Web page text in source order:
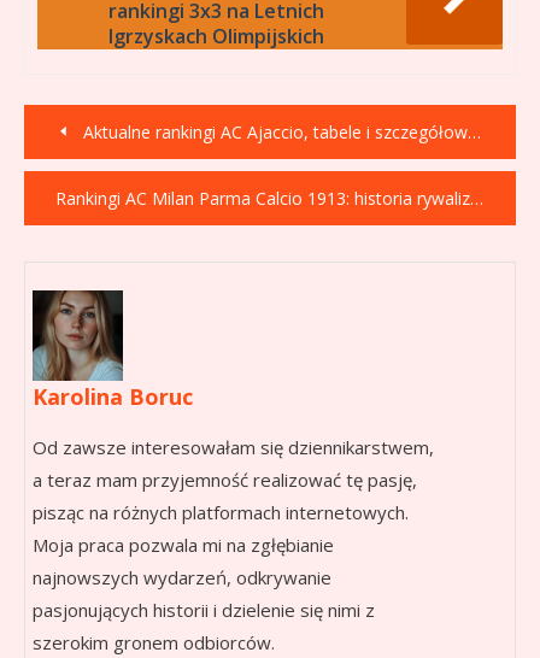
rankingi 3x3 na Letnich
Igrzyskach Olimpijskich
Nawigacja
wpisu
Aktualne rankingi AC Ajaccio, tabele i szczegółowe statystyki meczowe
Rankingi AC Milan Parma Calcio 1913: historia rywalizacji, statystyki i tabele ligowe
Karolina Boruc
Od zawsze interesowałam się dziennikarstwem,
a teraz mam przyjemność realizować tę pasję,
pisząc na różnych platformach internetowych.
Moja praca pozwala mi na zgłębianie
najnowszych wydarzeń, odkrywanie
pasjonujących historii i dzielenie się nimi z
szerokim gronem odbiorców.